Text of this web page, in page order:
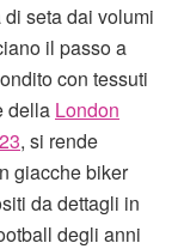
seta dai volumi
il passo a
con tessuti
della London
, si rende
giacche biker
da dettagli in
degli anni